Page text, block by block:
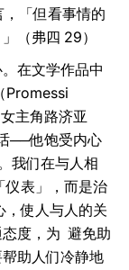
「但看事情的
（弗四 29）
在文学作品中
Promessi
主角路济亚
──他饱受内心
我们在与人相
仪表」，而是治
，使人与人的关
度，为 避免助
助人们冷静地